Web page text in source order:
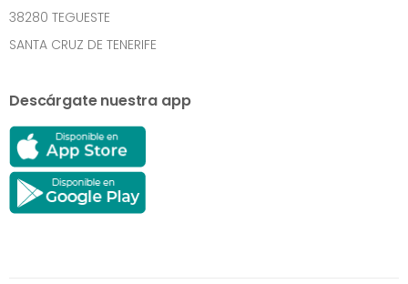
38280 TEGUESTE
SANTA CRUZ DE TENERIFE
Descárgate nuestra app